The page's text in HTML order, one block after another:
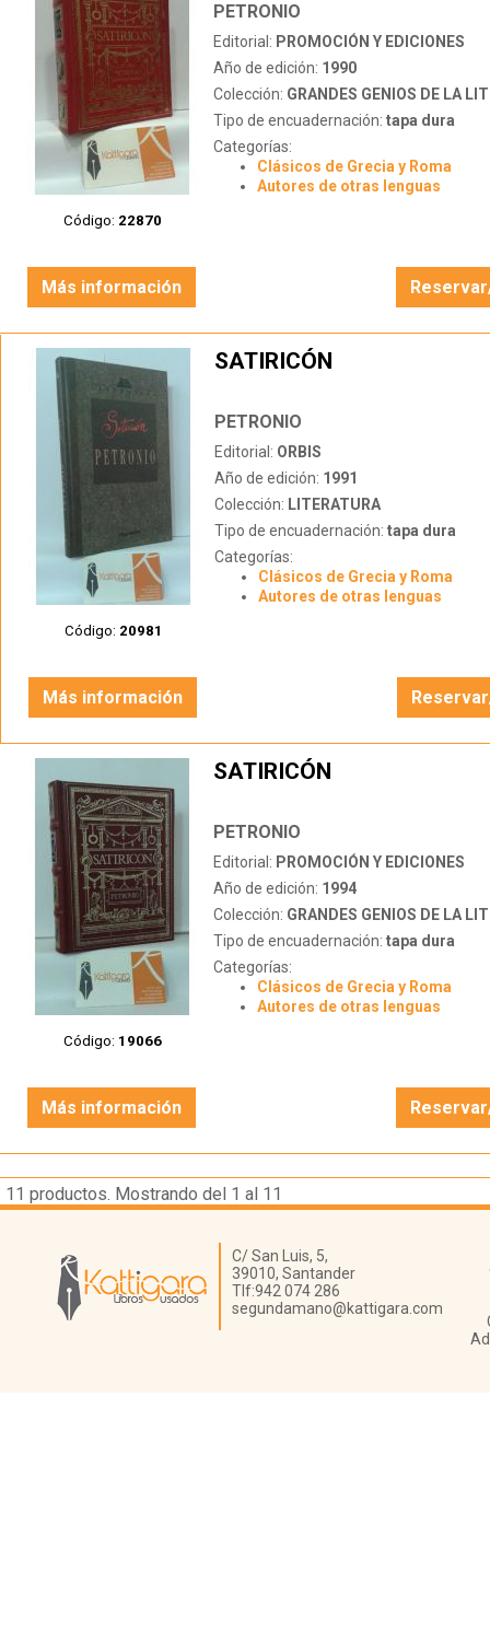
Código: 22870
PETRONIO
Editorial: PROMOCIÓN Y EDICIONES
Año de edición: 1990
Colección: GRANDES GENIOS DE LA
Tipo de encuadernación: tapa dura
Categorías:
Clásicos de Grecia y Roma
Autores de otras lenguas
Más información
Código: 20981
SATIRICÓN
PETRONIO
Editorial: ORBIS
Año de edición: 1991
Colección: LITERATURA
Tipo de encuadernación: tapa dura
Categorías:
Clásicos de Grecia y Roma
Autores de otras lenguas
Más información
Código: 19066
SATIRICÓN
PETRONIO
Editorial: PROMOCIÓN Y EDICIONES
Año de edición: 1994
Colección: GRANDES GENIOS DE LA
Tipo de encuadernación: tapa dura
Categorías:
Clásicos de Grecia y Roma
Autores de otras lenguas
Más información
11 productos. Mostrando del 1 al 11
Librería Kattigara
C/ San Luis, 5,
39010, Santander
Tlf:942 074 286
segundamano@kattigara.com